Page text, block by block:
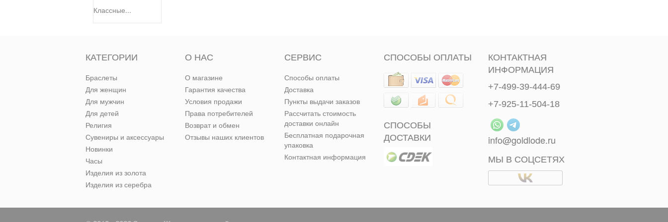
Классные...
КАТЕГОРИИ
Браслеты
Для женщин
Для мужчин
Для детей
Религия
Сувениры и аксессуары
Новинки
Часы
Изделия из золота
Изделия из серебра
О НАС
О магазине
Гарантия качества
Условия продажи
Права потребителей
Возврат и обмен
Отзывы наших клиентов
СЕРВИС
Способы оплаты
Доставка
Пункты выдачи заказов
Рассчитать стоимость
доставки онлайн
Бесплатная подарочная
упаковка
Контактная информация
СПОСОБЫ ОПЛАТЫ
СПОСОБЫ
ДОСТАВКИ
КОНТАКТНАЯ
ИНФОРМАЦИЯ
+7-499-39-444-69
+7-925-11-504-18
info@goldlode.ru
МЫ В СОЦСЕТЯХ